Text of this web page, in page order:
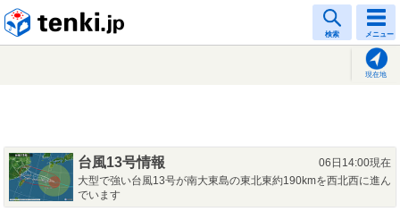
検索 メニュー
現在地
台風13号情報
06日14:00現在
大型で強い台風13号が南大東島の東北東約190kmを西北西に進ん
でいます